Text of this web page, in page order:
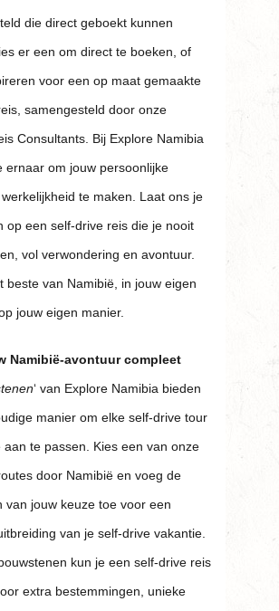
die direct geboekt kunnen
er een om direct te boeken, of
voor een op maat gemaakte
samengesteld door onze
Consultants. Bij Explore Namibia
ernaar om jouw persoonlijke
te maken. Laat ons je
op een self-drive reis die je nooit
vol verwondering en avontuur.
beste van Namibië, in jouw eigen
jouw eigen manier.
Namibië-avontuur compleet
‘ van Explore Namibia bieden
manier om elke self-drive tour
aan te passen. Kies een van onze
door Namibië en voeg de
van jouw keuze toe voor een
van je self-drive vakantie.
kun je een self-drive reis
extra bestemmingen, unieke